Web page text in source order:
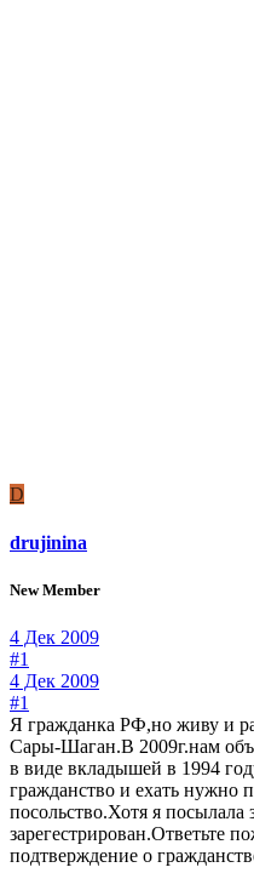
D
drujinina
New Member
4 Дек 2009
#1
4 Дек 2009
#1
Я гражданка РФ,но живу и
Сары-Шаган.В 2009г.нам
в виде вкладышей в 1994
гражданство и ехать нужно
посольство.Хотя я
зарегестрирован.Ответьте
подтверждение о